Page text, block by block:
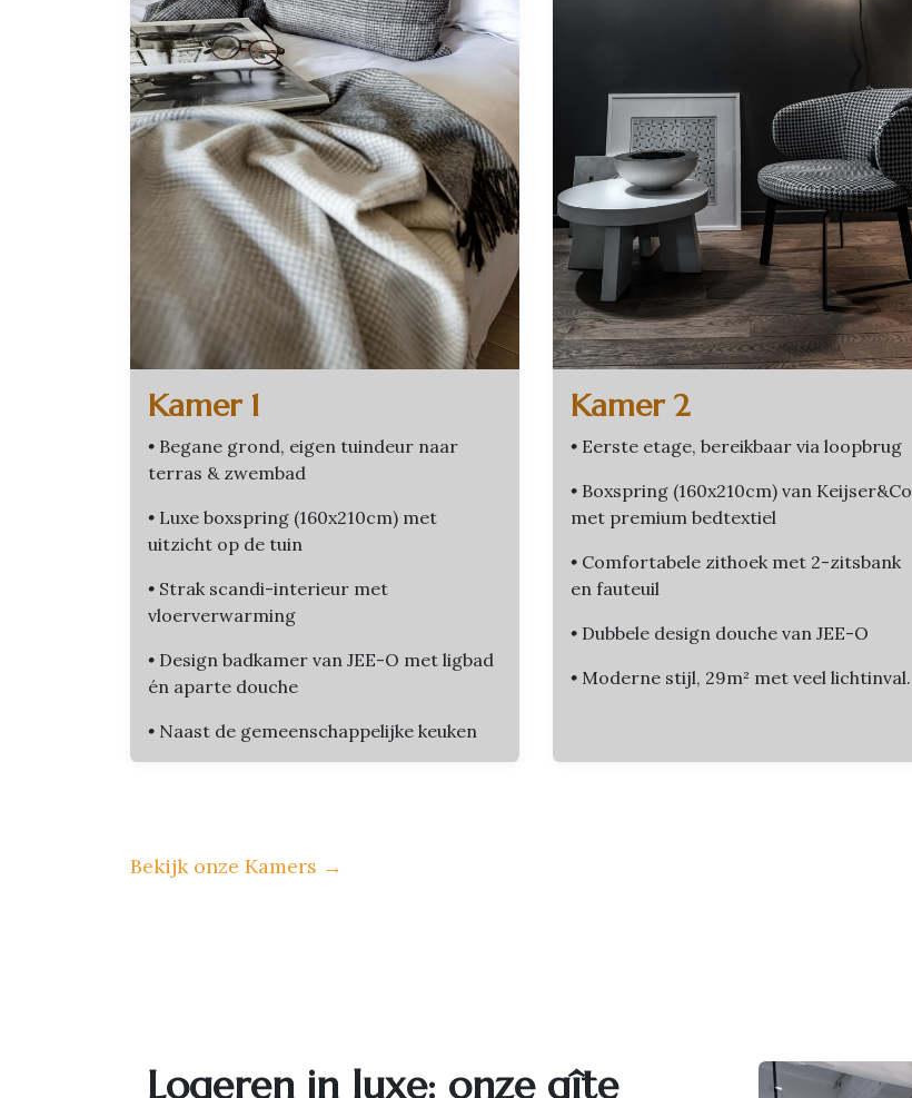
Kamer 1
• Begane grond, eigen tuindeur naar
terras & zwembad
• Luxe boxspring (160x210cm) met
uitzicht op de tuin
• Strak scandi-interieur met
vloerverwarming
• Design badkamer van JEE-O met ligbad
én aparte douche
• Naast de gemeenschappelijke keuken
Kamer 2
• Eerste etage, bereikbaar via loopbrug
• Boxspring (160x210cm) van Keijser&Co
met premium bedtextiel
• Comfortabele zithoek met 2-zitsbank
en fauteuil
• Dubbele design douche van JEE-O
• Moderne stijl, 29m² met veel lichtinval.
Bekijk onze Kamers →
Logeren in luxe: onze gîte